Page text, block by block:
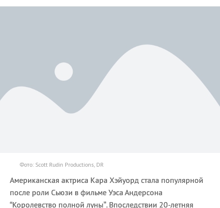
Фото: Scott Rudin Productions, DR
Американская актриса Кара Хэйуорд стала популярной
после роли Сьюзи в фильме Уэса Андерсона
“Королевство полной луны”. Впоследствии 20-летняя